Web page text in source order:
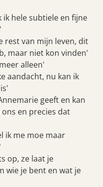
hele subtiele en fijne
rest van mijn leven, dit
maar niet kon vinden'
alleen'
aandacht, nu kan ik
geeft en kan
en precies dat
ik me moe maar
op, ze laat je
wie je bent en wat je